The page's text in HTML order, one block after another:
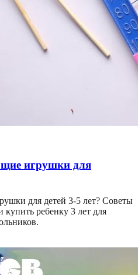
игрушки для
для детей 3-5 лет? Советы
купить ребенку 3 лет для